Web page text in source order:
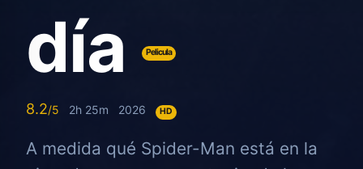
día
Pelicula
8.2 2h 25m 2026 HD
A medida qué Spider-Man está en la